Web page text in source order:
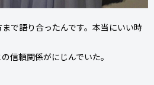
まで語り合ったんです。本当にいい時
信頼関係がにじんでいた。